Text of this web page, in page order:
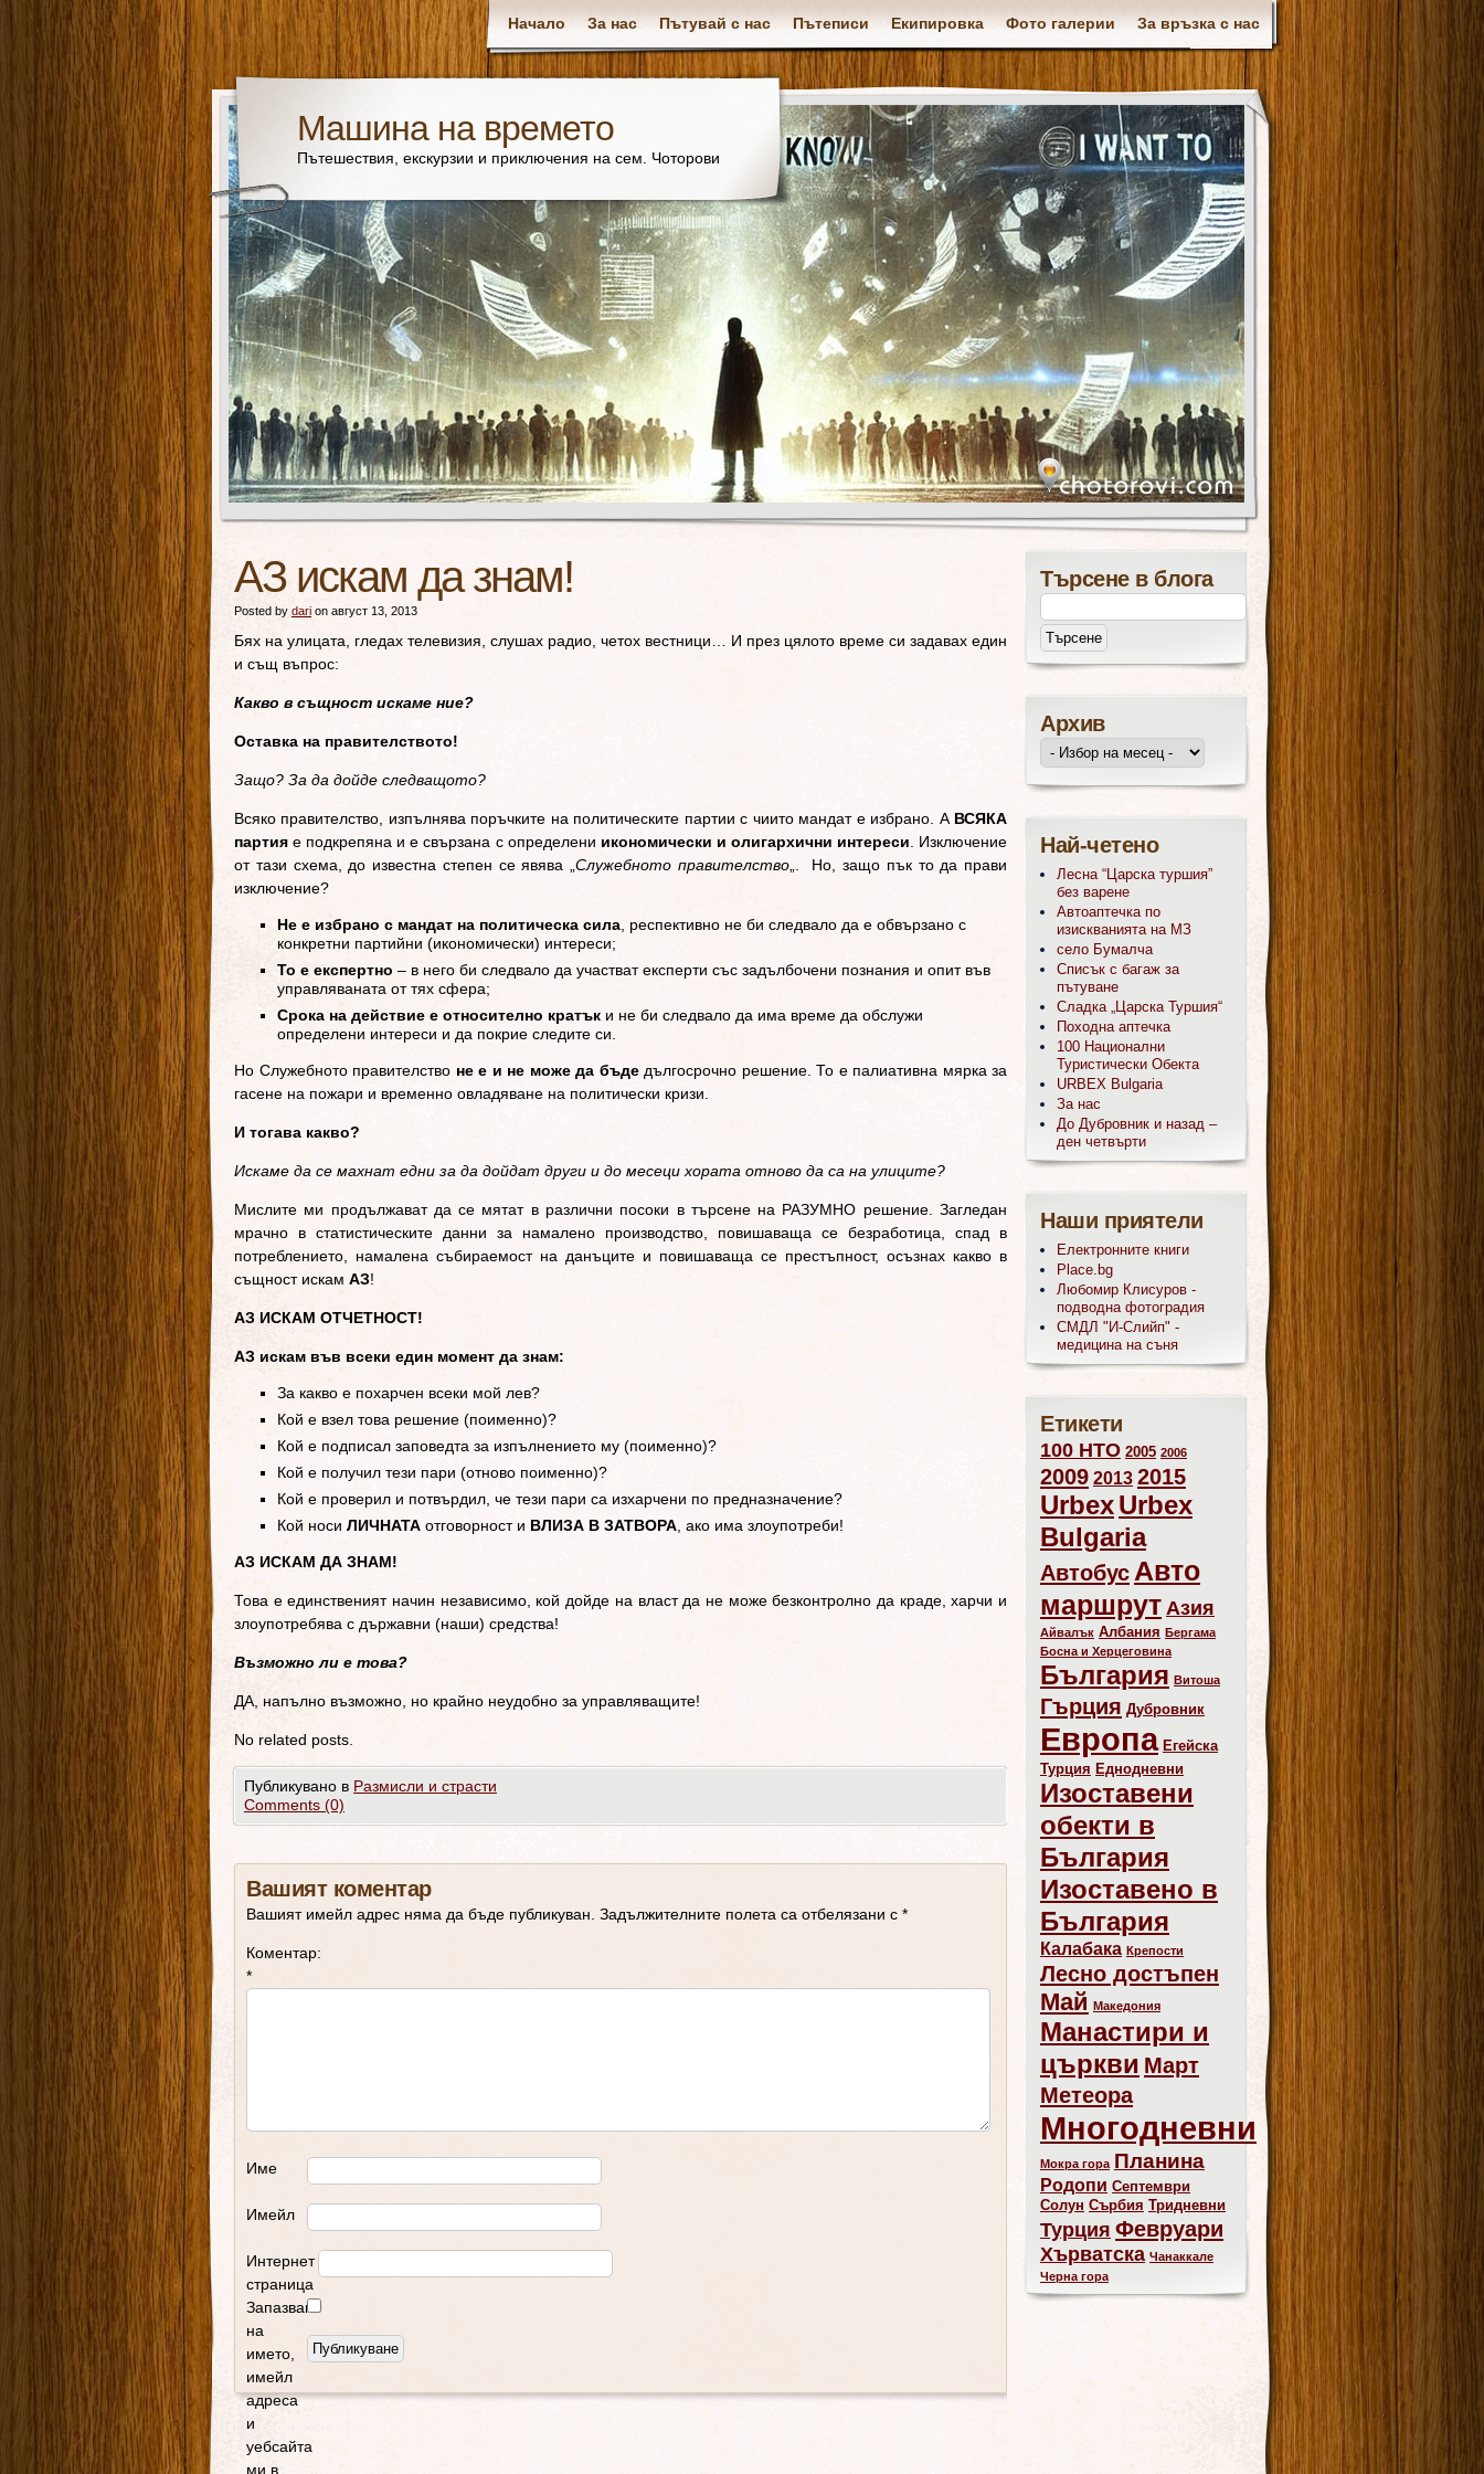
Начало За нас Пътувай с нас Пътеписи Екипировка Фото галерии За връзка с нас
Машина на времето
Пътешествия, екскурзии и приключения на сем. Чоторови
АЗ искам да знам!
Posted by dari on август 13, 2013
Бях на улицата, гледах телевизия, слушах радио, четох вестници… И през цялото време си задавах един
и същ въпрос:
Какво в същност искаме ние?
Оставка на правителството!
Защо? За да дойде следващото?
Всяко правителство, изпълнява поръчките на политическите партии с чиито мандат е избрано. А ВСЯКА
партия е подкрепяна и е свързана с определени икономически и олигархични интереси . Изключение
от тази схема, до известна степен се явява „ Служебното правителство„. Но, защо пък то да прави
изключение?
Не е избрано с мандат на политическа сила , респективно не би следвало да е обвързано с
конкретни партийни (икономически) интереси;
То е експертно – в него би следвало да участват експерти със задълбочени познания и опит във
управляваната от тях сфера;
Срока на действие е относително кратък и не би следвало да има време да обслужи
определени интереси и да покрие следите си.
Но Служебното правителство не е и не може да бъдедългосрочно решение. То е палиативна мярка за
гасене на пожари и временно овладяване на политически кризи.
И тогава какво?
Искаме да се махнат едни за да дойдат други и до месеци хората отново да са на улиците?
Мислите ми продължават да се мятат в различни посоки в търсене на РАЗУМНО решение. Загледан
мрачно в статистическите данни за намалено производство, повишаваща се безработица, спад в
потреблението, намалена събираемост на данъците и повишаваща се престъпност, осъзнах какво в
същност искам АЗ!
АЗ ИСКАМ ОТЧЕТНОСТ!
АЗ искам във всеки един момент да знам:
За какво е похарчен всеки мой лев?
Кой е взел това решение (поименно)?
Кой е подписал заповедта за изпълнението му (поименно)?
Кой е получил тези пари (отново поименно)?
Кой е проверил и потвърдил, че тези пари са изхарчени по предназначение?
Кой носиЛИЧНАТА отговорност и ВЛИЗА В ЗАТВОРА , ако има злоупотреби!
АЗ ИСКАМ ДА ЗНАМ!
Това е единственият начин независимо, кой дойде на власт да не може безконтролно да краде, харчи и
злоупотребява с държавни (наши) средства!
Възможно ли е това?
ДА, напълно възможно, но крайно неудобно за управляващите!
No related posts.
Публикувано в Размисли и страсти
Comments (0)
Вашият коментар
Вашият имейл адрес няма да бъде публикуван. Задължителните полета са отбелязани с *
Коментар:
*
Име
Имейл
Интернет
страница
Запазване
на
името,
имейл
адреса
и
уебсайта
ми в
Търсене в блога
Архив
Най-четено
Лесна “Царска туршия”
без варене
Автоаптечка по
изискванията на МЗ
село Бумалча
Списък с багаж за
пътуване
Сладка „Царска Туршия“
Походна аптечка
100 Национални
Туристически Обекта
URBEX Bulgaria
За нас
До Дубровник и назад –
ден четвърти
Наши приятели
Електронните книги
Place.bg
Любомир Клисуров -
подводна фотоградия
СМДЛ "И-Слийп" -
медицина на съня
Етикети
100 НТО 2005 2006
2009 2013 2015
UrbexUrbex
Bulgaria
Автобус Авто
маршрут Азия
Айвалък Албания Бергама
Босна и Херцеговина
България Витоша
Гърция Дубровник
Европа Егейска
Турция Еднодневни
Изоставени
обекти в
България
Изоставено в
България
Калабака Крепости
Лесно достъпен
Май Македония
Манастири и
църкви Март
Метеора
Многодневни
Мокра гора Планина
Родопи Септември
Солун Сърбия Тридневни
Турция Февруари
Хърватска Чанаккале
Черна гора